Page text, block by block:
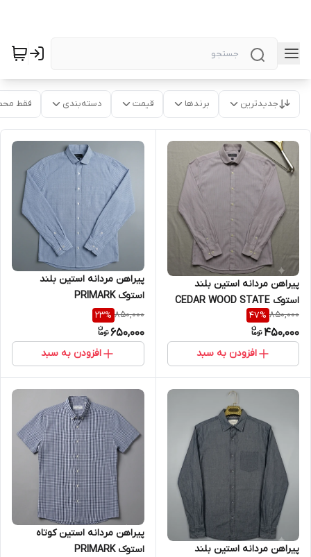
جدیدترین برندها قیمت دسته‌بندی فقط
پیراهن مردانه استین بلند
استوک CEDAR WOOD STATE
850,000
47%
450,000
افزودن به سبد
پیراهن مردانه استین بلند
استوک PRIMARK
850,000
23%
650,000
افزودن به سبد
پیراهن مردانه استین بلند
پیراهن مردانه استین کوتاه
استوک PRIMARK